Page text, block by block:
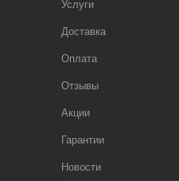
Услуги
Доставка
Оплата
Отзывы
Акции
Гарантии
Новости